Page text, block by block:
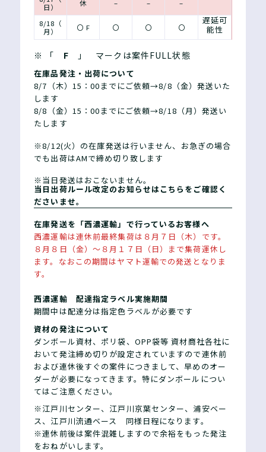
日）
休 – – –
8/18（
月）
〇 F 〇 〇 〇
遅延可
能性
※ 「 F 」 マークは案件FULL状態
在庫品発注・出荷について
8/7（木）15：00までにご依頼→8/8（金）発送いた
します
8/8（金）15：00までにご依頼→8/18（月）発送い
たします
※8/12(火）の在庫発送は行いません、お急ぎの場合
でも出荷はAMで締め切り致します
※当日発送はおこないません。
当日出荷ルール改定のお知らせはこちらをご確認く
ださいませ。
在庫発送を「西濃運輸」で行っているお客様へ
西濃運輸は連休前最終集荷は８月７日（木）です。
８月８日（金）～８月１７日（日）まで集荷運休し
ます。なおこの期間はヤマト運輸での発送となりま
す。
西濃運輸 配達指定ラベル実施期間
期間中は配達分は指定色ラベルが必要です
資材の発注について
ダンボール資材、ポリ袋、OPP袋等 資材商社各社に
おいて発注締め切りが設定されていますので連休前
および連休後すぐの案件につきまして、早めのオー
ダーが必要になってきます。特にダンボールについ
てはご注意ください。
※江戸川センター、江戸川京葉センター、浦安ベー
ス、江戸川流通ベース 同様日程になります。
※連休前後は案件混雑しますので余裕をもった発注
をおねがいします。